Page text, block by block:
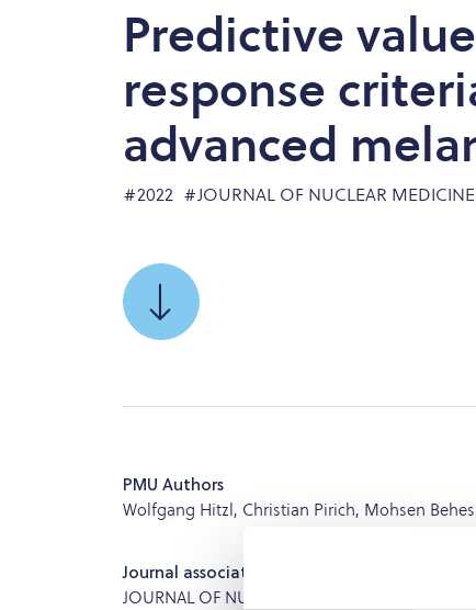
Predictive
response
advanced
#2022 #JOURNAL OF NUCLEAR MEDICINE
SCROLL
TO
PMU Authors
Wolfgang Hitzl, Christian Pirich, Mohsen
Journal association
JOURNAL OF NUCLEAR MEDICINE